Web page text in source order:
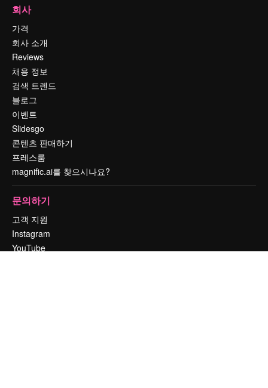
회사
가격
회사 소개
Reviews
채용 정보
검색 트렌드
블로그
이벤트
Slidesgo
콘텐츠 판매하기
프레스룸
magnific.ai를 찾으시나요?
문의하기
고객 지원
Instagram
YouTube